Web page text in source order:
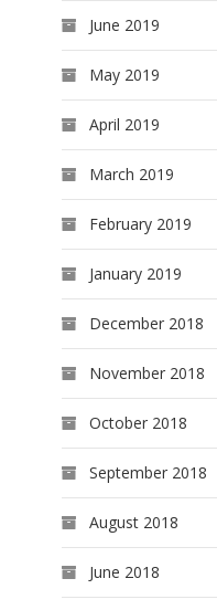
June 2019
May 2019
April 2019
March 2019
February 2019
January 2019
December 2018
November 2018
October 2018
September 2018
August 2018
June 2018